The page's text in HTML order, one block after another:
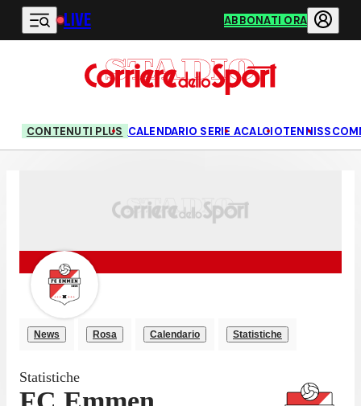
Vai al contenuto principale
LIVE ABBONATI ORA
CONTENUTI PLUS CALENDARIO SERIE ACALCIOTENNIS
News Rosa Calendario Statistiche
Statistiche